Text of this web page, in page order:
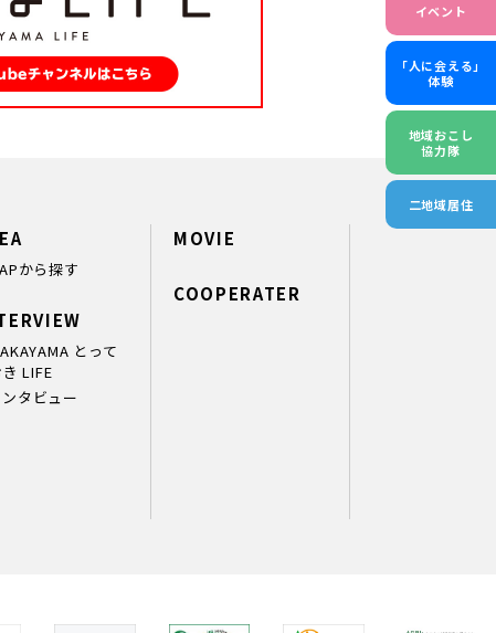
イベント
「人に会える」
体験
地域おこし
協力隊
二地域居住
から探す
とって
LIFE
タビュー
MOVIE
COOPERATER